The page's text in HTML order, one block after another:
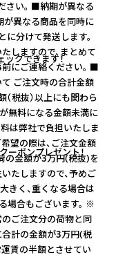
さい。 ■納期が異なる
が異なる商品を同時に
に分けて発送します。
しますので、まとめて
にご連絡ください。 ■
ご注文時の合計金額
（税抜）以上にも関わら
無料になる金額未満に
は弊社で負担いたしま
望の際は、ご注文金額
の金額が3万円(税抜)を
たしますので、予めご
きく、重くなる場合は
場合もございます。 ※
ご注文分の荷物と同
計の金額が3万円(税
賃の半額とさせてい
ックできます！
ーポンプレゼント！